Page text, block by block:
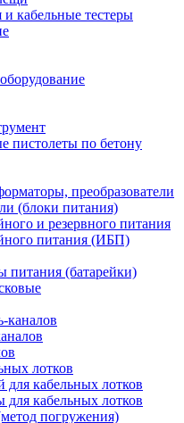
кабельные тестеры
пистолеты по бетону
преобразователи
(блоки питания)
и резервного питания
питания (ИБП)
питания (батарейки)
каналов
лотков
для кабельных лотков
кабельных лотков
погружения)